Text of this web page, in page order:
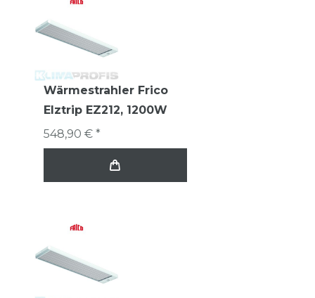
Wärmestrahler Frico
Elztrip EZ212, 1200W
548,90 € *